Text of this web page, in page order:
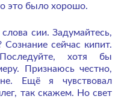
это было хорошо.
сии. Задумайтесь,
Сознание сейчас кипит.
хотя бы
Признаюсь честно,
Ещё я чувствовал
так скажем. Но свет